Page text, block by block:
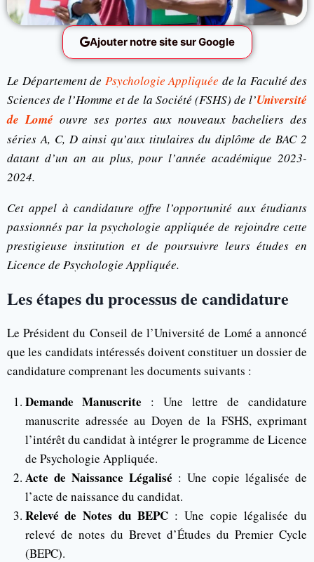
Ajouter notre site sur Google
Le Département de Psychologie Appliquée de la Faculté des
Sciences de l’Homme et de la Société (FSHS) de l’Université
de Lomé ouvre ses portes aux nouveaux bacheliers des
séries A, C, D ainsi qu’aux titulaires du diplôme de BAC 2
datant d’un an au plus, pour l’année académique 2023-
2024.
Cet appel à candidature offre l’opportunité aux étudiants
passionnés par la psychologie appliquée de rejoindre cette
prestigieuse institution et de poursuivre leurs études en
Licence de Psychologie Appliquée.
Les étapes du processus de candidature
Le Président du Conseil de l’Université de Lomé a annoncé
que les candidats intéressés doivent constituer un dossier de
candidature comprenant les documents suivants :
Demande Manuscrite : Une lettre de candidature
manuscrite adressée au Doyen de la FSHS, exprimant
l’intérêt du candidat à intégrer le programme de Licence
de Psychologie Appliquée.
Acte de Naissance Légalisé : Une copie légalisée de
l’acte de naissance du candidat.
Relevé de Notes du BEPC : Une copie légalisée du
relevé de notes du Brevet d’Études du Premier Cycle
(BEPC).